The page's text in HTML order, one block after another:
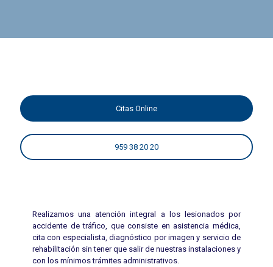
Citas Online
959 38 20 20
Realizamos una atención integral a los lesionados por
accidente de tráfico, que consiste en asistencia médica,
cita con especialista, diagnóstico por imagen y servicio de
rehabilitación sin tener que salir de nuestras instalaciones y
con los mínimos trámites administrativos.